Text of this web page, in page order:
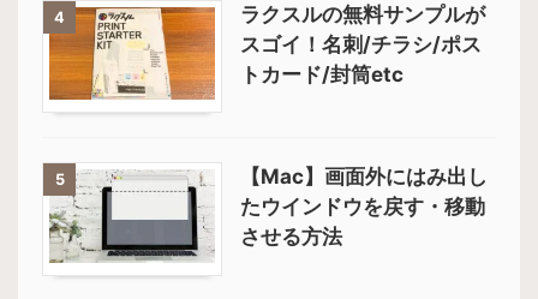
4
ラクスルの無料サンプルが
スゴイ！名刺/チラシ/ポス
トカード/封筒etc
5
【Mac】画面外にはみ出し
たウインドウを戻す・移動
させる方法